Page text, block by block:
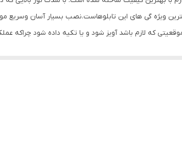
ویژه گی های این تابلوهاست.نصب بسیار آسان وسریع
که لازم باشد آویز شود و یا تکیه داده شود